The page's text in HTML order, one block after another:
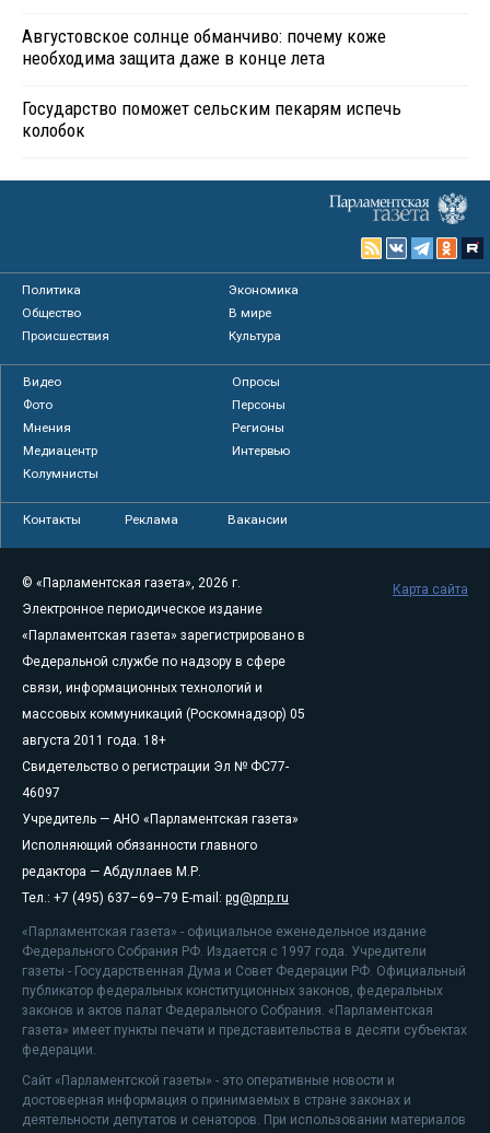
Августовское солнце обманчиво: почему коже
необходима защита даже в конце лета
Государство поможет сельским пекарям испечь
колобок
Политика
Экономика
Общество
В мире
Происшествия
Культура
Видео
Опросы
Фото
Персоны
Мнения
Регионы
Медиацентр
Интервью
Колумнисты
Контакты Реклама Вакансии
© «Парламентская газета», 2026 г.
Электронное периодическое издание
«Парламентская газета» зарегистрировано в
Федеральной службе по надзору в сфере
связи, информационных технологий и
массовых коммуникаций (Роскомнадзор) 05
августа 2011 года. 18+
Свидетельство о регистрации Эл № ФС77-
46097
Учредитель — АНО «Парламентская газета»
Исполняющий обязанности главного
редактора — Абдуллаев М.Р.
Тел.: +7 (495) 637–69–79 E-mail: pg@pnp.ru
«Парламентская газета» - официальное еженедельное издание
Федерального Собрания РФ. Издается с 1997 года. Учредители
газеты - Государственная Дума и Совет Федерации РФ. Официальный
публикатор федеральных конституционных законов, федеральных
законов и актов палат Федерального Собрания. «Парламентская
газета» имеет пункты печати и представительства в десяти субъектах
федерации.
Сайт «Парламентской газеты» - это оперативные новости и
достоверная информация о принимаемых в стране законах и
деятельности депутатов и сенаторов. При использовании материалов
Карта сайта